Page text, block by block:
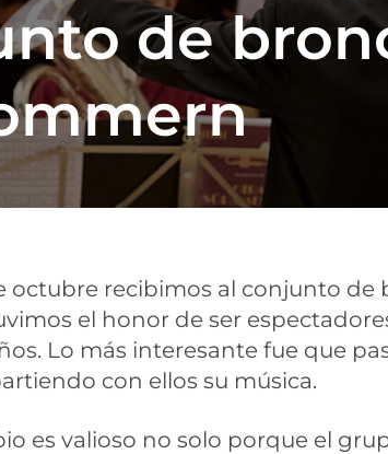
de
octubre recibimos al conjunto
el honor de ser
Lo más interesante fue que
con ellos su música.
es valioso no solo porque el